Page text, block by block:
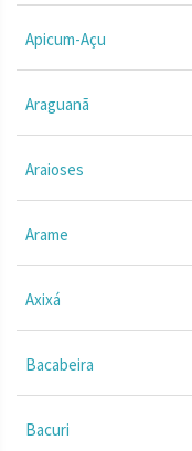
Apicum-Açu
Araguanã
Araioses
Arame
Axixá
Bacabeira
Bacuri